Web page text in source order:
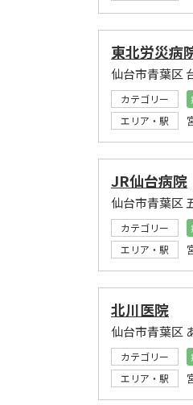
東北労災病
仙台市青葉区
カテゴリー
エリア・駅
JR仙台病院
仙台市青葉区
カテゴリー
エリア・駅
北川医院
仙台市青葉区
カテゴリー
エリア・駅